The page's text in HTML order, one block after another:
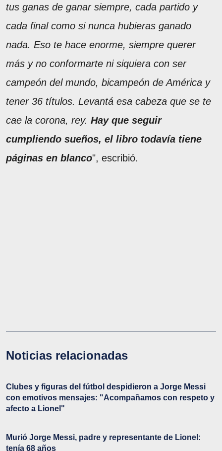
tus ganas de ganar siempre, cada partido y
cada final como si nunca hubieras ganado
nada. Eso te hace enorme, siempre querer
más y no conformarte ni siquiera con ser
campeón del mundo, bicampeón de América y
tener 36 títulos. Levantá esa cabeza que se te
cae la corona, rey. Hay que seguir
cumpliendo sueños, el libro todavía tiene
páginas en blanco", escribió.
Noticias relacionadas
Clubes y figuras del fútbol despidieron a Jorge Messi
con emotivos mensajes: "Acompañamos con respeto y
afecto a Lionel"
Murió Jorge Messi, padre y representante de Lionel:
tenía 68 años